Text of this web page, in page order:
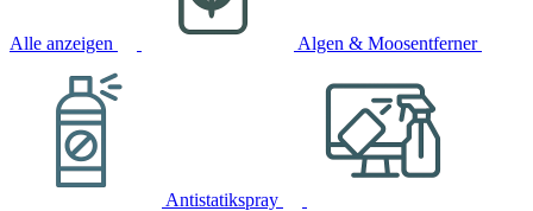
Alle anzeigen Algen & Moosentferner
Antistatikspray